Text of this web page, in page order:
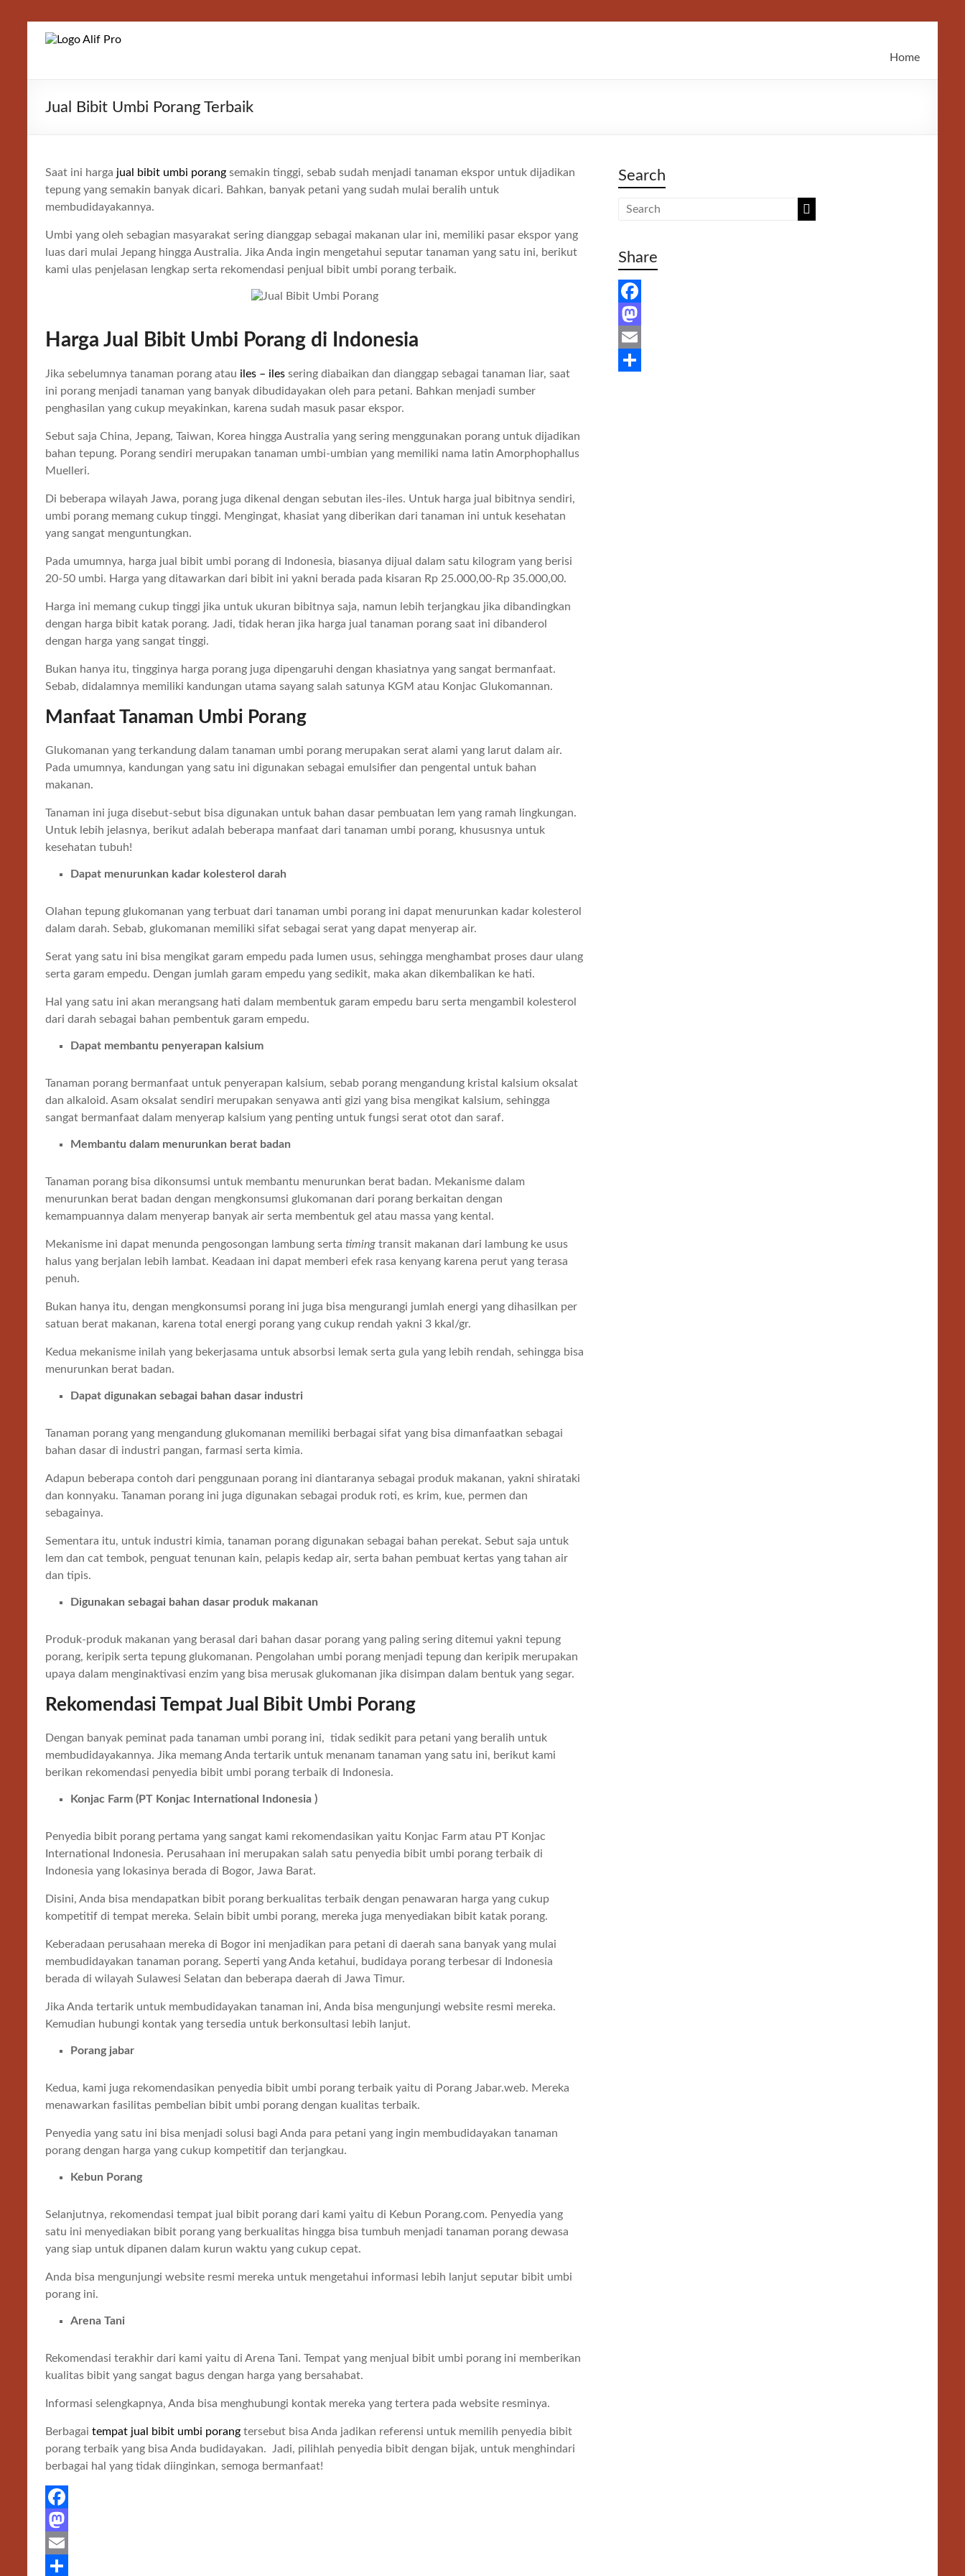
Alif
Home
Jual Bibit Umbi Porang Terbaik
Saat ini harga jual bibit umbi porang semakin tinggi, sebab sudah menjadi tanaman ekspor untuk dijadikan
tepung yang semakin banyak dicari. Bahkan, banyak petani yang sudah mulai beralih untuk
membudidayakannya.
Umbi yang oleh sebagian masyarakat sering dianggap sebagai makanan ular ini, memiliki pasar ekspor yang
luas dari mulai Jepang hingga Australia. Jika Anda ingin mengetahui seputar tanaman yang satu ini, berikut
kami ulas penjelasan lengkap serta rekomendasi penjual bibit umbi porang terbaik.
Harga Jual Bibit Umbi Porang di Indonesia
Jika sebelumnya tanaman porang atau iles – iles sering diabaikan dan dianggap sebagai tanaman liar, saat
ini porang menjadi tanaman yang banyak dibudidayakan oleh para petani. Bahkan menjadi sumber
penghasilan yang cukup meyakinkan, karena sudah masuk pasar ekspor.
Sebut saja China, Jepang, Taiwan, Korea hingga Australia yang sering menggunakan porang untuk dijadikan
bahan tepung. Porang sendiri merupakan tanaman umbi-umbian yang memiliki nama latin Amorphophallus
Muelleri.
Di beberapa wilayah Jawa, porang juga dikenal dengan sebutan iles-iles. Untuk harga jual bibitnya sendiri,
umbi porang memang cukup tinggi. Mengingat, khasiat yang diberikan dari tanaman ini untuk kesehatan
yang sangat menguntungkan.
Pada umumnya, harga jual bibit umbi porang di Indonesia, biasanya dijual dalam satu kilogram yang berisi
20-50 umbi. Harga yang ditawarkan dari bibit ini yakni berada pada kisaran Rp 25.000,00-Rp 35.000,00.
Harga ini memang cukup tinggi jika untuk ukuran bibitnya saja, namun lebih terjangkau jika dibandingkan
dengan harga bibit katak porang. Jadi, tidak heran jika harga jual tanaman porang saat ini dibanderol
dengan harga yang sangat tinggi.
Bukan hanya itu, tingginya harga porang juga dipengaruhi dengan khasiatnya yang sangat bermanfaat.
Sebab, didalamnya memiliki kandungan utama sayang salah satunya KGM atau Konjac Glukomannan.
Manfaat Tanaman Umbi Porang
Glukomanan yang terkandung dalam tanaman umbi porang merupakan serat alami yang larut dalam air.
Pada umumnya, kandungan yang satu ini digunakan sebagai emulsifier dan pengental untuk bahan
makanan.
Tanaman ini juga disebut-sebut bisa digunakan untuk bahan dasar pembuatan lem yang ramah lingkungan.
Untuk lebih jelasnya, berikut adalah beberapa manfaat dari tanaman umbi porang, khususnya untuk
kesehatan tubuh!
Dapat menurunkan kadar kolesterol darah
Olahan tepung glukomanan yang terbuat dari tanaman umbi porang ini dapat menurunkan kadar kolesterol
dalam darah. Sebab, glukomanan memiliki sifat sebagai serat yang dapat menyerap air.
Serat yang satu ini bisa mengikat garam empedu pada lumen usus, sehingga menghambat proses daur ulang
serta garam empedu. Dengan jumlah garam empedu yang sedikit, maka akan dikembalikan ke hati.
Hal yang satu ini akan merangsang hati dalam membentuk garam empedu baru serta mengambil kolesterol
dari darah sebagai bahan pembentuk garam empedu.
Dapat membantu penyerapan kalsium
Tanaman porang bermanfaat untuk penyerapan kalsium, sebab porang mengandung kristal kalsium oksalat
dan alkaloid. Asam oksalat sendiri merupakan senyawa anti gizi yang bisa mengikat kalsium, sehingga
sangat bermanfaat dalam menyerap kalsium yang penting untuk fungsi serat otot dan saraf.
Membantu dalam menurunkan berat badan
Tanaman porang bisa dikonsumsi untuk membantu menurunkan berat badan. Mekanisme dalam
menurunkan berat badan dengan mengkonsumsi glukomanan dari porang berkaitan dengan
kemampuannya dalam menyerap banyak air serta membentuk gel atau massa yang kental.
Mekanisme ini dapat menunda pengosongan lambung serta timing transit makanan dari lambung ke usus
halus yang berjalan lebih lambat. Keadaan ini dapat memberi efek rasa kenyang karena perut yang terasa
penuh.
Bukan hanya itu, dengan mengkonsumsi porang ini juga bisa mengurangi jumlah energi yang dihasilkan per
satuan berat makanan, karena total energi porang yang cukup rendah yakni 3 kkal/gr.
Kedua mekanisme inilah yang bekerjasama untuk absorbsi lemak serta gula yang lebih rendah, sehingga bisa
menurunkan berat badan.
Dapat digunakan sebagai bahan dasar industri
Tanaman porang yang mengandung glukomanan memiliki berbagai sifat yang bisa dimanfaatkan sebagai
bahan dasar di industri pangan, farmasi serta kimia.
Adapun beberapa contoh dari penggunaan porang ini diantaranya sebagai produk makanan, yakni shirataki
dan konnyaku. Tanaman porang ini juga digunakan sebagai produk roti, es krim, kue, permen dan
sebagainya.
Sementara itu, untuk industri kimia, tanaman porang digunakan sebagai bahan perekat. Sebut saja untuk
lem dan cat tembok, penguat tenunan kain, pelapis kedap air, serta bahan pembuat kertas yang tahan air
dan tipis.
Digunakan sebagai bahan dasar produk makanan
Produk-produk makanan yang berasal dari bahan dasar porang yang paling sering ditemui yakni tepung
porang, keripik serta tepung glukomanan. Pengolahan umbi porang menjadi tepung dan keripik merupakan
upaya dalam menginaktivasi enzim yang bisa merusak glukomanan jika disimpan dalam bentuk yang segar.
Rekomendasi Tempat Jual Bibit Umbi Porang
Dengan banyak peminat pada tanaman umbi porang ini, tidak sedikit para petani yang beralih untuk
membudidayakannya. Jika memang Anda tertarik untuk menanam tanaman yang satu ini, berikut kami
berikan rekomendasi penyedia bibit umbi porang terbaik di Indonesia.
Konjac Farm (PT Konjac International Indonesia )
Penyedia bibit porang pertama yang sangat kami rekomendasikan yaitu Konjac Farm atau PT Konjac
International Indonesia. Perusahaan ini merupakan salah satu penyedia bibit umbi porang terbaik di
Indonesia yang lokasinya berada di Bogor, Jawa Barat.
Disini, Anda bisa mendapatkan bibit porang berkualitas terbaik dengan penawaran harga yang cukup
kompetitif di tempat mereka. Selain bibit umbi porang, mereka juga menyediakan bibit katak porang.
Keberadaan perusahaan mereka di Bogor ini menjadikan para petani di daerah sana banyak yang mulai
membudidayakan tanaman porang. Seperti yang Anda ketahui, budidaya porang terbesar di Indonesia
berada di wilayah Sulawesi Selatan dan beberapa daerah di Jawa Timur.
Jika Anda tertarik untuk membudidayakan tanaman ini, Anda bisa mengunjungi website resmi mereka.
Kemudian hubungi kontak yang tersedia untuk berkonsultasi lebih lanjut.
Porang jabar
Kedua, kami juga rekomendasikan penyedia bibit umbi porang terbaik yaitu di Porang Jabar.web. Mereka
menawarkan fasilitas pembelian bibit umbi porang dengan kualitas terbaik.
Penyedia yang satu ini bisa menjadi solusi bagi Anda para petani yang ingin membudidayakan tanaman
porang dengan harga yang cukup kompetitif dan terjangkau.
Kebun Porang
Selanjutnya, rekomendasi tempat jual bibit porang dari kami yaitu di Kebun Porang.com. Penyedia yang
satu ini menyediakan bibit porang yang berkualitas hingga bisa tumbuh menjadi tanaman porang dewasa
yang siap untuk dipanen dalam kurun waktu yang cukup cepat.
Anda bisa mengunjungi website resmi mereka untuk mengetahui informasi lebih lanjut seputar bibit umbi
porang ini.
Arena Tani
Rekomendasi terakhir dari kami yaitu di Arena Tani. Tempat yang menjual bibit umbi porang ini memberikan
kualitas bibit yang sangat bagus dengan harga yang bersahabat.
Informasi selengkapnya, Anda bisa menghubungi kontak mereka yang tertera pada website resminya.
Berbagai tempat jual bibit umbi porang tersebut bisa Anda jadikan referensi untuk memilih penyedia bibit
porang terbaik yang bisa Anda budidayakan. Jadi, pilihlah penyedia bibit dengan bijak, untuk menghindari
berbagai hal yang tidak diinginkan, semoga bermanfaat!
F
a
c
M
aE
Search
Share
F
a
c
M
aE